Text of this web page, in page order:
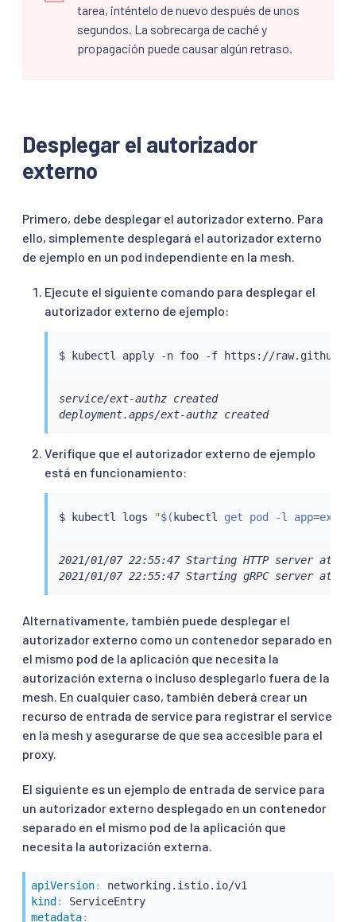
tarea, inténtelo de nuevo después de unos
segundos. La sobrecarga de caché y
propagación puede causar algún retraso.
Desplegar el autorizador
externo
Primero, debe desplegar el autorizador externo. Para
ello, simplemente desplegará el autorizador externo
de ejemplo en un pod independiente en la mesh.
Ejecute el siguiente comando para desplegar el
autorizador externo de ejemplo:
$ kubectl
service/ext-authz created
deployment.apps/ext-authz created
Verifique que el autorizador externo de ejemplo
está en funcionamiento:
$ kubectl logs "$( kubectl get pod -l app=ext-
2021/01/07 22:55:47 Starting HTTP server at
2021/01/07 22:55:47 Starting gRPC server at
Alternativamente, también puede desplegar el
autorizador externo como un contenedor separado en
el mismo pod de la aplicación que necesita la
autorización externa o incluso desplegarlo fuera de la
mesh. En cualquier caso, también deberá crear un
recurso de entrada de service para registrar el service
en la mesh y asegurarse de que sea accesible para el
proxy.
El siguiente es un ejemplo de entrada de service para
un autorizador externo desplegado en un contenedor
separado en el mismo pod de la aplicación que
necesita la autorización externa.
apiVersion:
kind :
ServiceEntry
metadata: